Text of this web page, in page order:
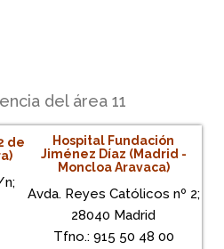
del área 11
de
Hospital Fundación
Jiménez Díaz (Madrid -
Moncloa Aravaca)
Avda. Reyes Católicos nº 2;
28040 Madrid
Tfno.: 915 50 48 00